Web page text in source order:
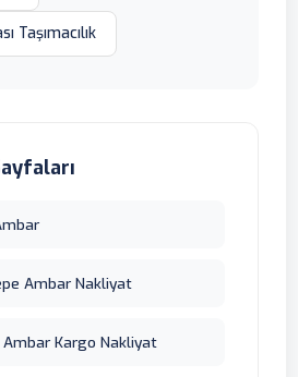
Taşımacılık
Ambar Nakliyat
Ambar Kargo Nakliyat